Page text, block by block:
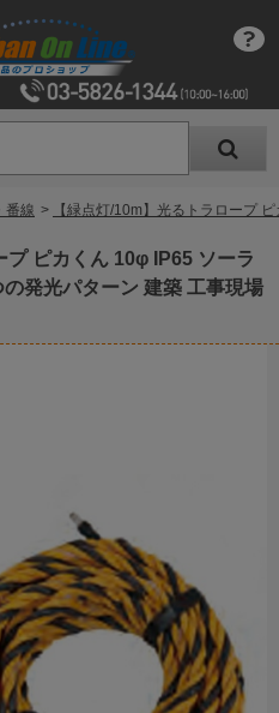
番線 > 【緑点灯/10m】光るトラロープ
プ ピカくん 10φ IP65 ソーラ
発光パターン 建築 工事現場